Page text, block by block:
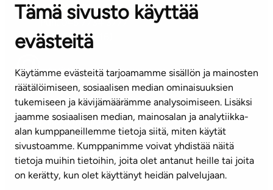
Tämä sivusto käyttää
evästeitä
Käytämme evästeitä tarjoamamme sisällön ja mainosten
räätälöimiseen, sosiaalisen median ominaisuuksien
tukemiseen ja kävijämäärämme analysoimiseen. Lisäksi
jaamme sosiaalisen median, mainosalan ja analytiikka-
alan kumppaneillemme tietoja siitä, miten käytät
sivustoamme. Kumppanimme voivat yhdistää näitä
tietoja muihin tietoihin, joita olet antanut heille tai joita
on kerätty, kun olet käyttänyt heidän palvelujaan.
ASIAKASPALVELUKESKUS
Puh. 045 7734 3777
(arkisin klo 8-16)
info@ta.fi
Tilaa uutiskirje
Mediapankki